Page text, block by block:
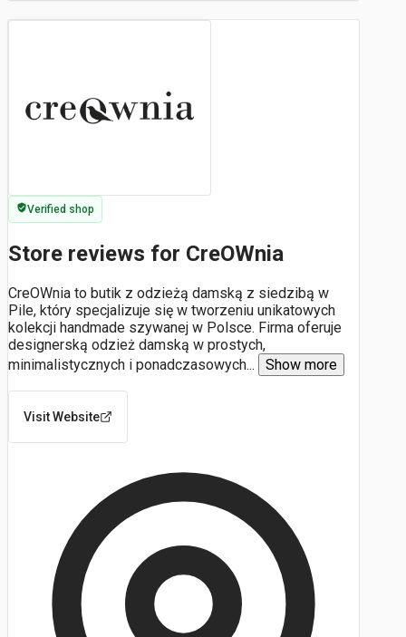
Verified shop
Store reviews for CreOWnia
CreOWnia to butik z odzieżą damską z siedzibą w
Pile, który specjalizuje się w tworzeniu unikatowych
kolekcji handmade szywanej w Polsce. Firma oferuje
designerską odzież damską w prostych,
minimalistycznych i ponadczasowych... Show more
Visit Website